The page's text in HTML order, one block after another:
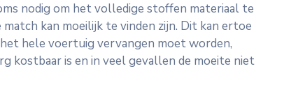
nodig om het volledige stoffen materiaal te
match kan moeilijk te vinden zijn. Dit kan ertoe
hele voertuig vervangen moet worden,
kostbaar is en in veel gevallen de moeite niet